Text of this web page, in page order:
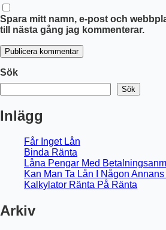
Spara mitt namn, e-post och
till nästa gång jag kommenterar.
Publicera kommentar
Sök
Sök
Inlägg
Får Inget Lån
Binda Ränta
Låna Pengar Med
Kan Man Ta Lån I Någon
Kalkylator Ränta På Ränta
Arkiv